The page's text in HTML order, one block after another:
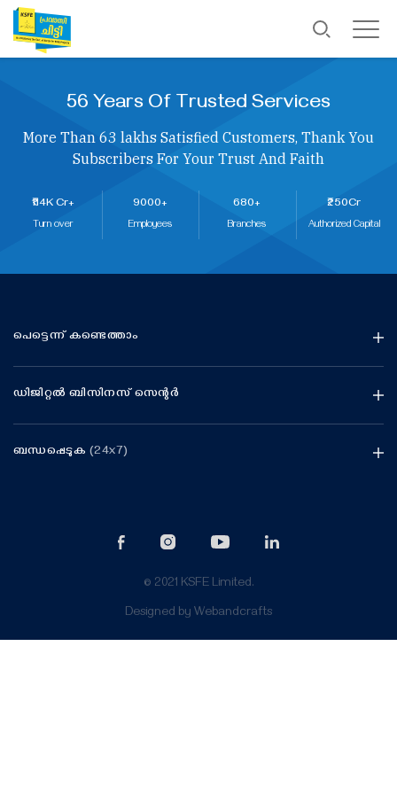
56 Years Of Trusted Services
More Than 63 lakhs Satisfied Customers, Thank You
Subscribers For Your Trust And Faith
₹114K Cr+
Turn over
9000+
Employees
680+
Branches
₹250Cr
Authorized Capital
പെട്ടെന്ന് കണ്ടെത്താം
ഡിജിറ്റൽ ബിസിനസ് സെന്റർ
ബന്ധപ്പെടുക (24x7)
© 2021 KSFE Limited.
Designed by Webandcrafts